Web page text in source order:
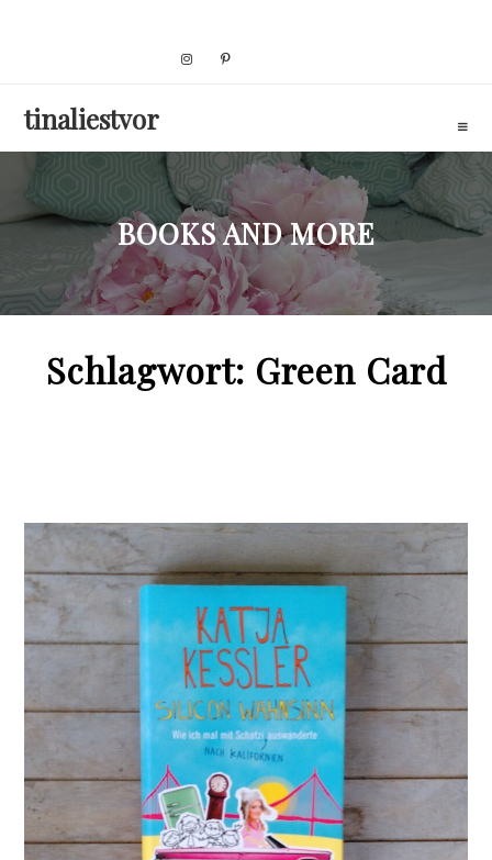
tinaliestvor
BOOKS AND MORE
Schlagwort: Green Card